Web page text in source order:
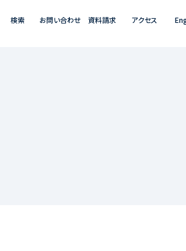
検索 お問い合わせ 資料請求 アクセス